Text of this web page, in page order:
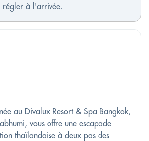
régler à l'arrivée.
au Divalux Resort & Spa Bangkok,
vous offre une escapade
thaïlandaise à deux pas des